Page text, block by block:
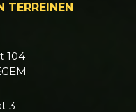
TERREINEN
104
3